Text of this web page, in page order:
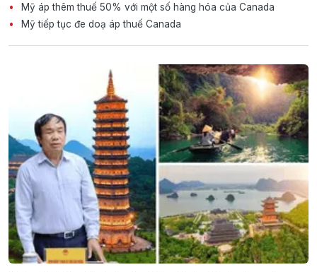
Mỹ áp thêm thuế 50% với một số hàng hóa của Canada
Mỹ tiếp tục đe doạ áp thuế Canada